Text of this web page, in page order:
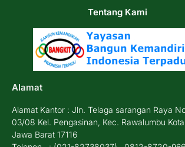
Tentang Kami
Alamat
Alamat Kantor : Jln. Telaga sarangan Raya
03/08 Kel. Pengasinan, Kec. Rawalumbu
Jawa Barat 17116